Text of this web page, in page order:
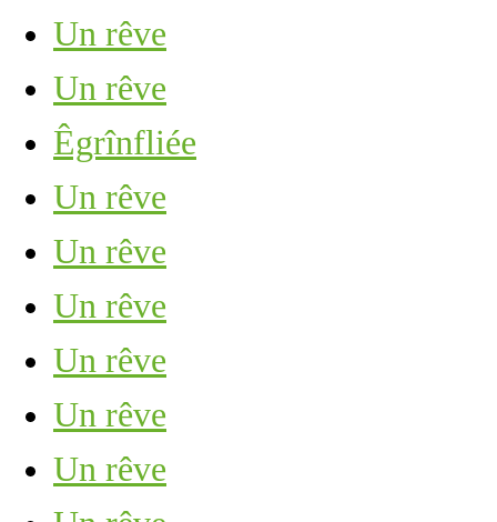
Un rêve
Un rêve
Êgrînfliée
Un rêve
Un rêve
Un rêve
Un rêve
Un rêve
Un rêve